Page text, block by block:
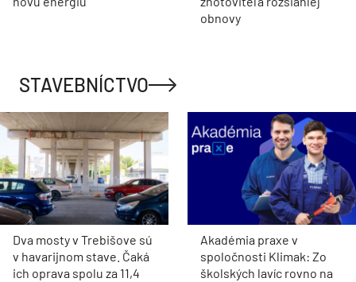
obnovy
STAVEBNÍCTVO
Dva mosty v Trebišove sú
v havarijnom stave. Čaká
ich oprava spolu za 11,4
Akadémia praxe v
spoločnosti Klimak: Zo
školských lavíc rovno na